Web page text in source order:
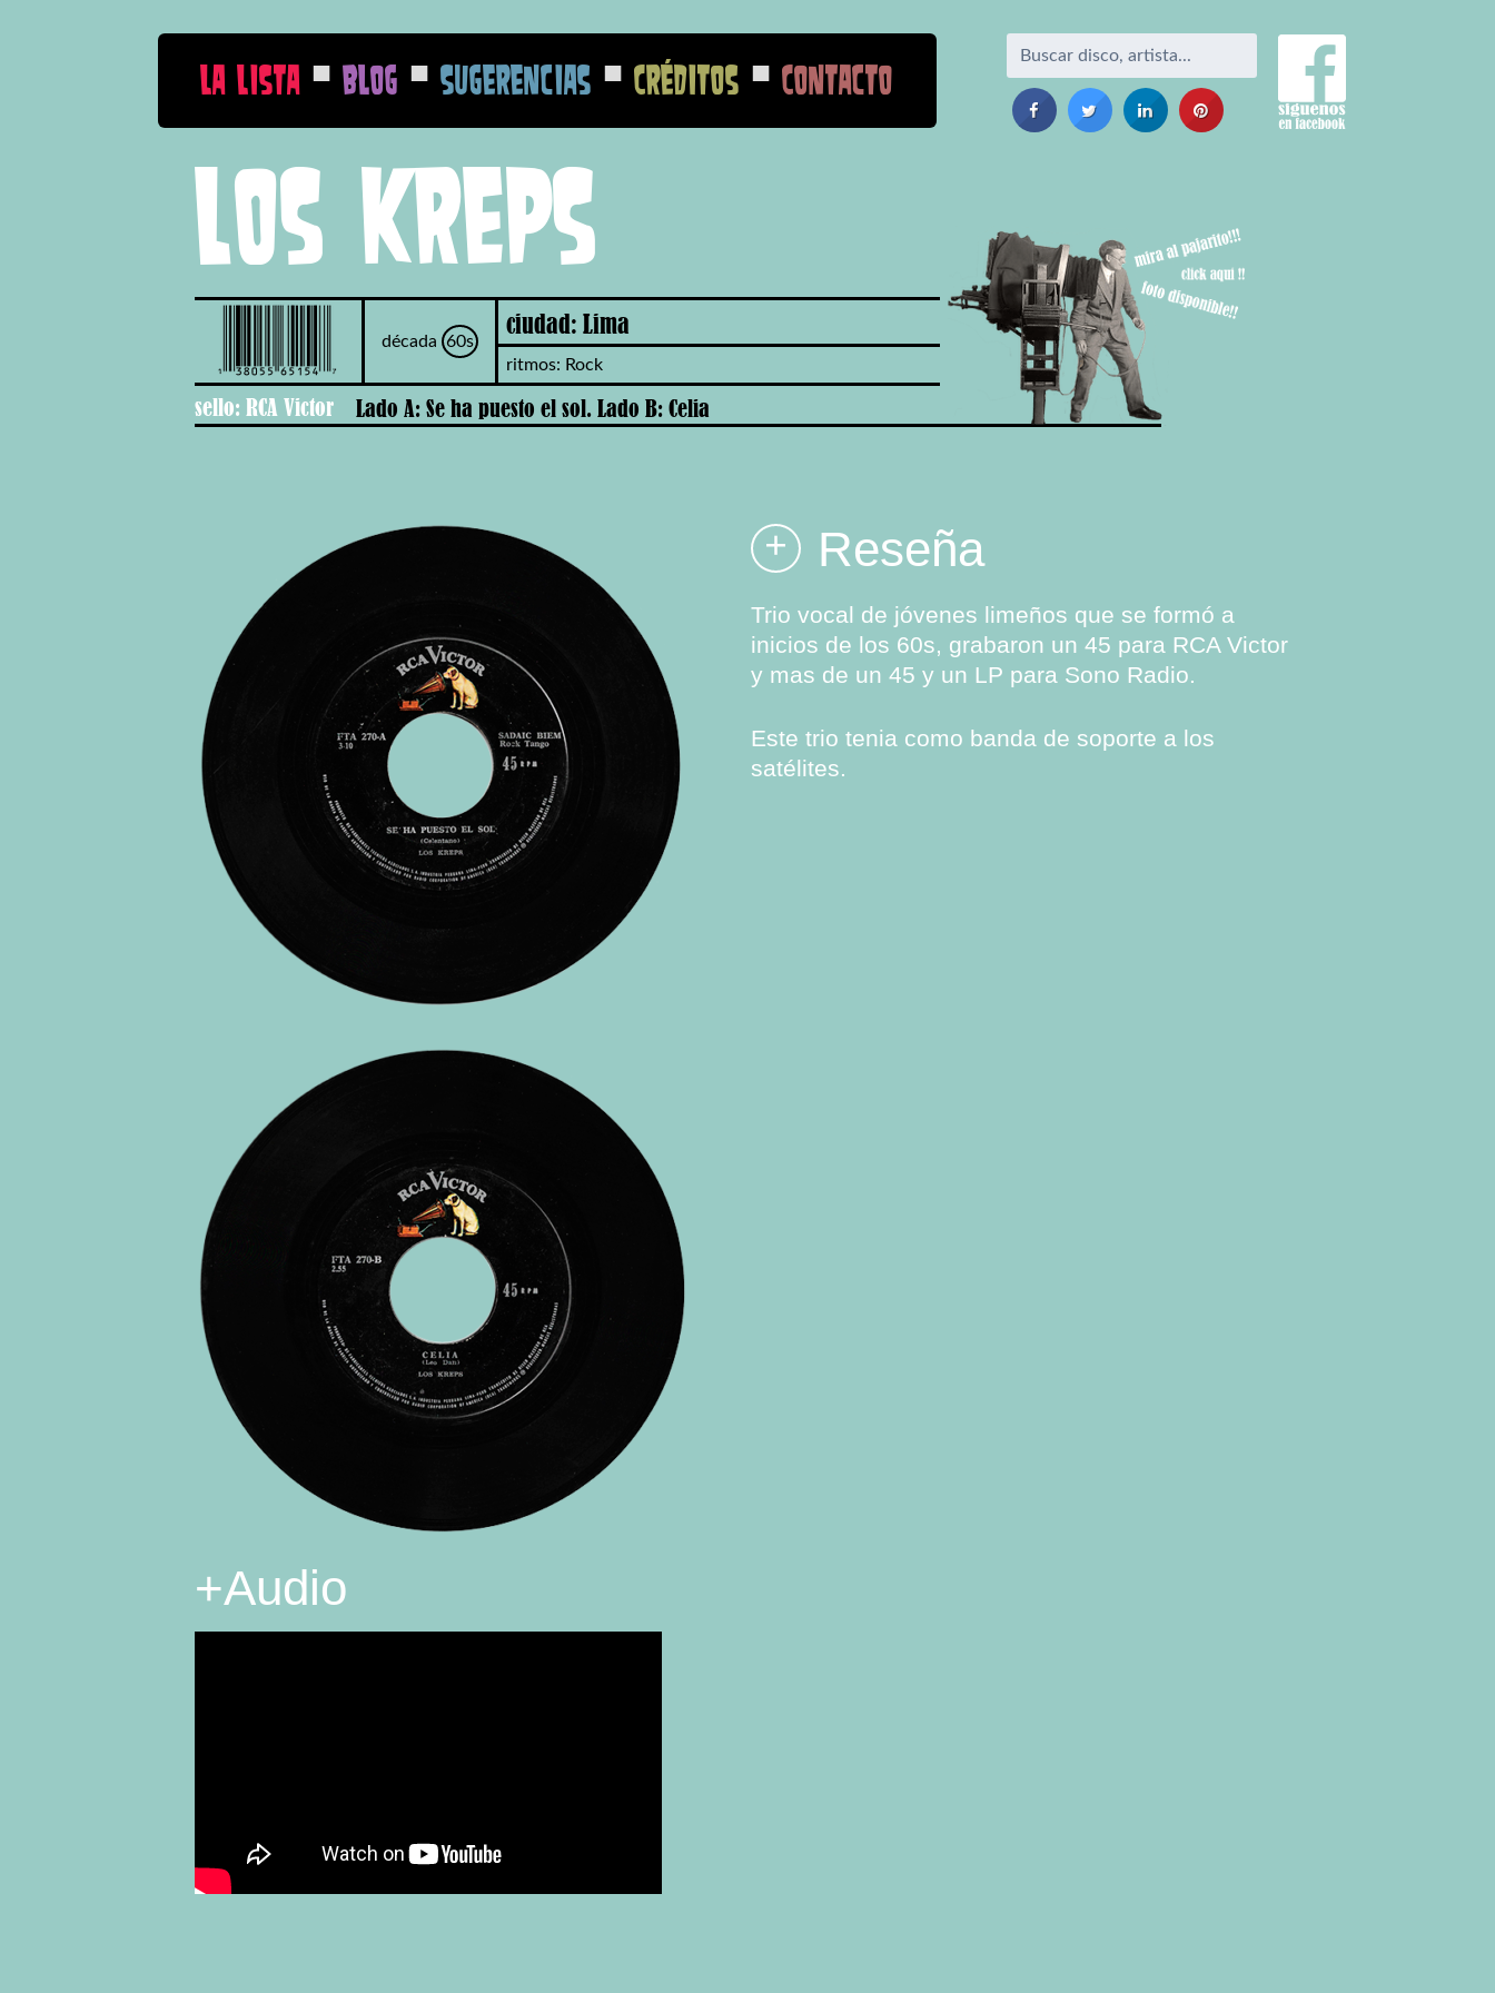
La Lista ■ Blog ■ Sugerencias ■ Créditos ■ Contacto
Los Kreps
década 60s
ciudad: Lima
ritmos: Rock
sello: RCA Victor Lado A: Se ha puesto el sol. Lado B: Celia
+ Reseña
Trio vocal de jóvenes limeños que se formó a
inicios de los 60s, grabaron un 45 para RCA Victor
y mas de un 45 y un LP para Sono Radio.
Este trio tenia como banda de soporte a los
satélites.
+Audio